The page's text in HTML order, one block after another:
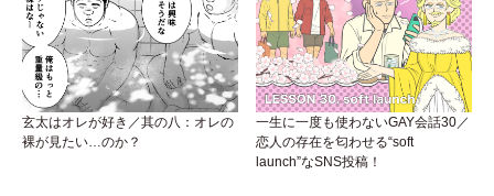
玄太はオレが好き／其の八：オレの
裸が見たい…のか？
一生に一度も使わないGAY会話30／
恋人の存在を匂わせる“soft
launch”なSNS投稿！